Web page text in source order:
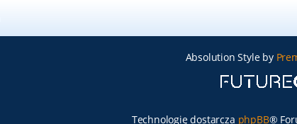
Absolution Style by
Technologię dostarcza phpBB®